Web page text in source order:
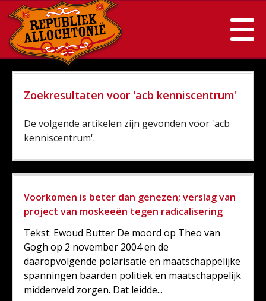
Zoekresultaten voor 'acb kenniscentrum'
De volgende artikelen zijn gevonden voor 'acb
kenniscentrum'.
Voorkomen is beter dan genezen; verslag van
project van moskeeën tegen radicalisering
Tekst: Ewoud Butter De moord op Theo van
Gogh op 2 november 2004 en de
daaropvolgende polarisatie en maatschappelijke
spanningen baarden politiek en maatschappelijk
middenveld zorgen. Dat leidde...